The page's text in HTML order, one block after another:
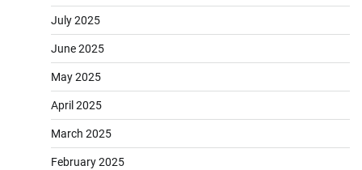
July 2025
June 2025
May 2025
April 2025
March 2025
February 2025